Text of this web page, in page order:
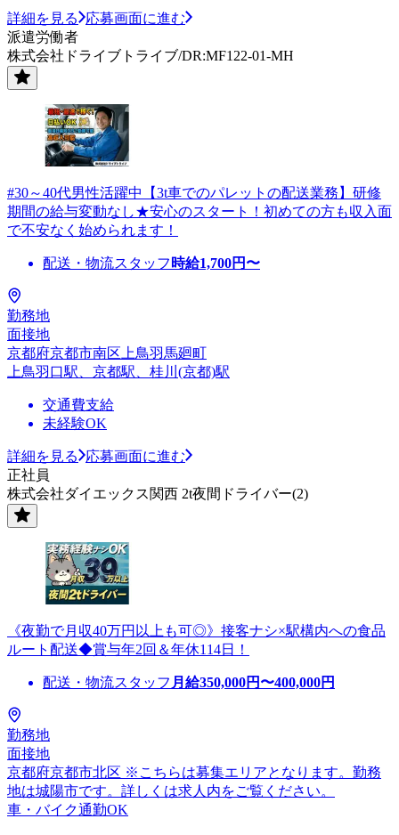
詳細を見る
応募画面に進む
派遣労働者
株式会社ドライブトライブ/DR:MF122-01-MH
#30～40代男性活躍中【3t車でのパレットの配送業務】研修
期間の給与変動なし★安心のスタート！初めての方も収入面
で不安なく始められます！
配送・物流スタッフ 時給1,700円〜
勤務地
面接地
京都府京都市南区上鳥羽馬廻町
上鳥羽口駅、京都駅、桂川(京都)駅
交通費支給
未経験OK
詳細を見る
応募画面に進む
正社員
株式会社ダイエックス関西 2t夜間ドライバー(2)
《夜勤で月収40万円以上も可◎》接客ナシ×駅構内への食品
ルート配送◆賞与年2回＆年休114日！
配送・物流スタッフ 月給350,000円〜400,000円
勤務地
面接地
京都府京都市北区 ※こちらは募集エリアとなります。勤務
地は城陽市です。詳しくは求人内をご覧ください。
車・バイク通勤OK